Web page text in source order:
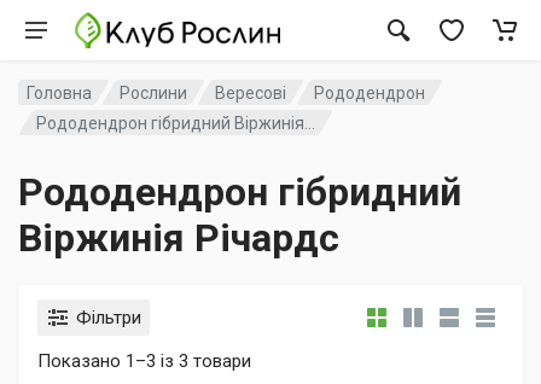
Головна Рослини Вересові
Рододендрон
Рододендрон гібридний Віржинія...
Рододендрон гібридний
Віржинія Річардс
Фільтри
Показано 1–3 із 3 товари